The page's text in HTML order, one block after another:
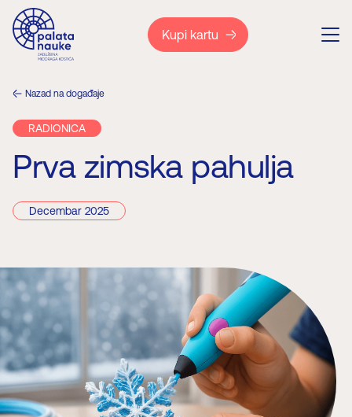
Kupi kartu
Nazad na događaje
RADIONICA
Prva zimska pahulja
Decembar 2025